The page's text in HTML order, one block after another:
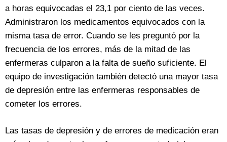
a horas equivocadas el 23,1 por ciento de las veces.
Administraron los medicamentos equivocados con la
misma tasa de error. Cuando se les preguntó por la
frecuencia de los errores, más de la mitad de las
enfermeras culparon a la falta de sueño suficiente. El
equipo de investigación también detectó una mayor tasa
de depresión entre las enfermeras responsables de
cometer los errores.
Las tasas de depresión y de errores de medicación eran